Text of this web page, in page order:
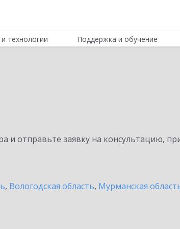
технологии Поддержка и обучение
отправьте заявку на консультацию,
, Вологодская область, Мурманская